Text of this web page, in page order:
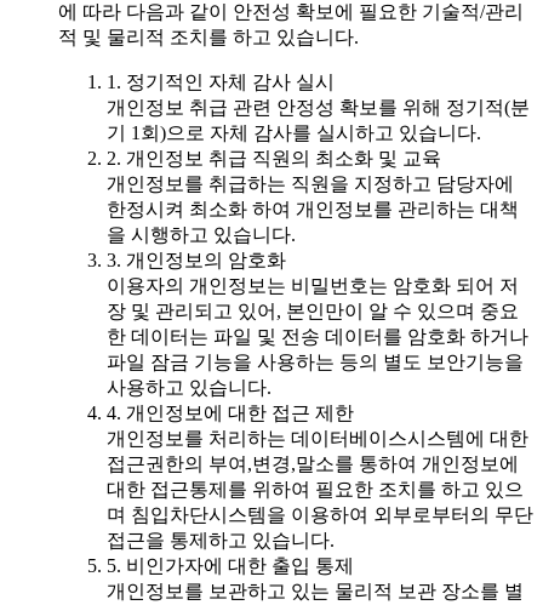
에 따라 다음과 같이 안전성 확보에 필요한 기술적/관리
적 및 물리적 조치를 하고 있습니다.
1. 정기적인 자체 감사 실시
개인정보 취급 관련 안정성 확보를 위해 정기적(분
기 1회)으로 자체 감사를 실시하고 있습니다.
2. 개인정보 취급 직원의 최소화 및 교육
개인정보를 취급하는 직원을 지정하고 담당자에
한정시켜 최소화 하여 개인정보를 관리하는 대책
을 시행하고 있습니다.
3. 개인정보의 암호화
이용자의 개인정보는 비밀번호는 암호화 되어 저
장 및 관리되고 있어, 본인만이 알 수 있으며 중요
한 데이터는 파일 및 전송 데이터를 암호화 하거나
파일 잠금 기능을 사용하는 등의 별도 보안기능을
사용하고 있습니다.
4. 개인정보에 대한 접근 제한
개인정보를 처리하는 데이터베이스시스템에 대한
접근권한의 부여,변경,말소를 통하여 개인정보에
대한 접근통제를 위하여 필요한 조치를 하고 있으
며 침입차단시스템을 이용하여 외부로부터의 무단
접근을 통제하고 있습니다.
5. 비인가자에 대한 출입 통제
개인정보를 보관하고 있는 물리적 보관 장소를 별